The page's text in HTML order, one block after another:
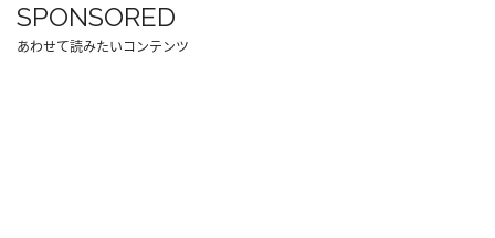
SPONSORED
あわせて読みたいコンテンツ